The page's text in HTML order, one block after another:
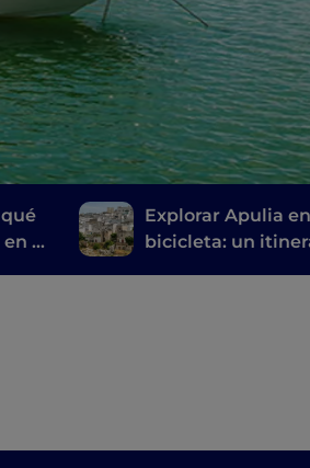
la
Explorar Apulia en
bicicleta: un